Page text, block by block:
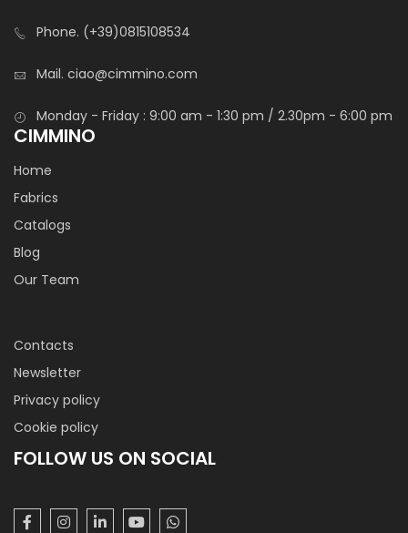
Phone. (+39)0815108534
Mail. ciao@cimmino.com
Monday - Friday : 9:00 am - 1:30 pm / 2.30pm - 6:00 pm
CIMMINO
Home
Fabrics
Catalogs
Blog
Our Team
Contacts
Newsletter
Privacy policy
Cookie policy
FOLLOW US ON SOCIAL